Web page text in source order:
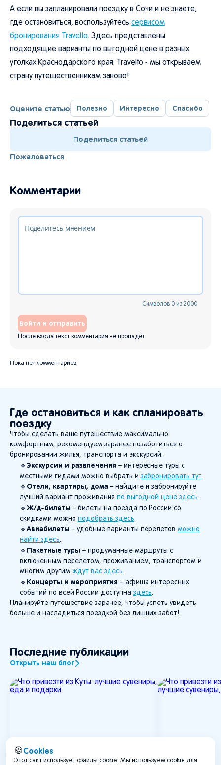
А если вы запланировали поездку в Сочи и не знаете,
где остановиться, воспользуйтесь сервисом
бронирования Travelto. Здесь представлены
подходящие варианты по выгодной цене в разных
уголках Краснодарского края. Travelto - мы открываем
страну путешественникам заново!
Оцените статью Полезно Интересно Спасибо
Поделиться статьей
Поделиться статьей
Пожаловаться
Комментарии
Символов 0 из 2000
Войти и отправить
После входа текст комментария не пропадёт.
Пока нет комментариев.
Где остановиться и как спланировать
поездку
Чтобы сделать ваше путешествие максимально
комфортным, рекомендуем заранее позаботиться о
бронировании жилья, транспорта и экскурсий:
🔹 Экскурсии и развлечения – интересные туры с
местными гидами можно выбрать и забронировать тут.
🔹 Отели, квартиры, дома – найдите и забронируйте
лучший вариант проживания по выгодной цене здесь.
🔹 Ж/д-билеты – билеты на поезда по России со
скидками можно подобрать здесь.
🔹 Авиабилеты – удобные варианты перелетов можно
найти здесь.
🔹 Пакетные туры – продуманные маршруты с
включенным перелетом, проживанием, транспортом и
многим другим ждут вас здесь.
🔹 Концерты и мероприятия – афиша интересных
событий по всей России доступна здесь.
Планируйте путешествие заранее, чтобы успеть увидеть
больше и насладиться поездкой без лишних забот!
Последние публикации
Открыть наш блог
🍪Cookies
Этот сайт использует файлы cookie. Мы используем cookie для